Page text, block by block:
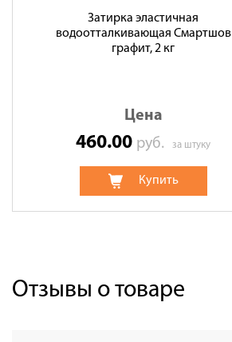
Затирка эластичная
водоотталкивающая Смартшов
графит, 2 кг
Цена
460.00 руб. за штуку
Купить
Отзывы о товаре